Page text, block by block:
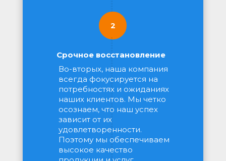
Срочное восстановление
Во-вторых, наша компания
всегда фокусируется на
потребностях и ожиданиях
наших клиентов. Мы четко
осознаем, что наш успех
зависит от их
удовлетворенности.
Поэтому мы обеспечиваем
высокое качество
2